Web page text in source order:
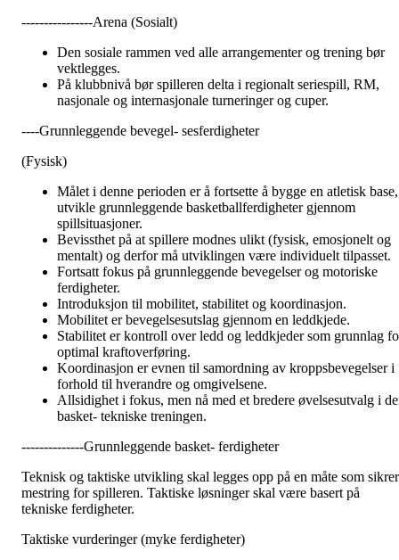
----------------Arena (Sosialt)
Den sosiale rammen ved alle arrangementer og trening bør
vektlegges.
På klubbnivå bør spilleren delta i regionalt seriespill, RM,
nasjonale og internasjonale turneringer og cuper.
----Grunnleggende bevegel- sesferdigheter
(Fysisk)
Målet i denne perioden er å fortsette å bygge en atletisk base,
utvikle grunnleggende basketballferdigheter gjennom
spillsituasjoner.
Bevissthet på at spillere modnes ulikt (fysisk, emosjonelt og
mentalt) og derfor må utviklingen være individuelt tilpasset.
Fortsatt fokus på grunnleggende bevegelser og motoriske
ferdigheter.
Introduksjon til mobilitet, stabilitet og koordinasjon.
Mobilitet er bevegelsesutslag gjennom en leddkjede.
Stabilitet er kontroll over ledd og leddkjeder som grunnlag
optimal kraftoverføring.
Koordinasjon er evnen til samordning av kroppsbevegelser i
forhold til hverandre og omgivelsene.
Allsidighet i fokus, men nå med et bredere øvelsesutvalg i
basket- tekniske treningen.
--------------Grunnleggende basket- ferdigheter
Teknisk og taktiske utvikling skal legges opp på en måte som sikrer
mestring for spilleren. Taktiske løsninger skal være basert på
tekniske ferdigheter.
Taktiske vurderinger (myke ferdigheter)